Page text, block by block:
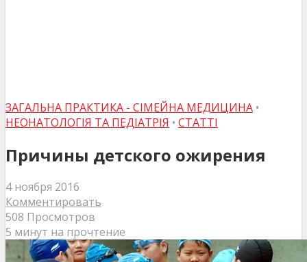
ЗАГАЛЬНА ПРАКТИКА - СІМЕЙНА МЕДИЦИНА •
НЕОНАТОЛОГІЯ ТА ПЕДІАТРІЯ • СТАТТІ
Причины детского ожирения
4 ноября 2016
Комментировать
508 Просмотров
5 минут на прочтение